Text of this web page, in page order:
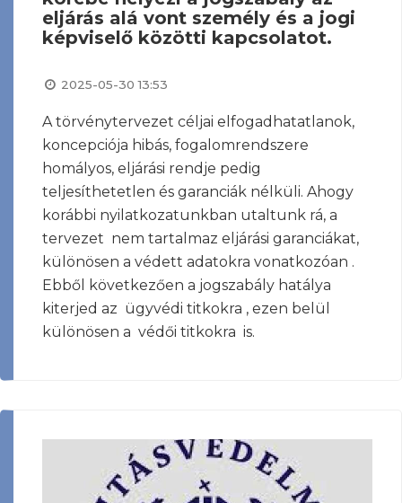
eljárás alá vont személy és a jogi
képviselő közötti kapcsolatot.
2025-05-30 13:53
A törvénytervezet céljai elfogadhatatlanok,
koncepciója hibás, fogalomrendszere
homályos, eljárási rendje pedig
teljesíthetetlen és garanciák nélküli. Ahogy
korábbi nyilatkozatunkban utaltunk rá, a
tervezet nem tartalmaz eljárási garanciákat,
különösen a védett adatokra vonatkozóan .
Ebből következően a jogszabály hatálya
kiterjed az ügyvédi titkokra , ezen belül
különösen a védői titkokra is.